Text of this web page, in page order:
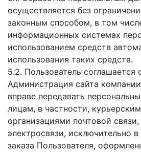
осуществляется без
законным способом, в том
информационных системах
использованием средств
использования таких средств.
5.2. Пользователь соглашается
Администрация сайта
вправе передавать
лицам, в частности,
организациями почтовой
электросвязи, исключительно
заказа Пользователя,